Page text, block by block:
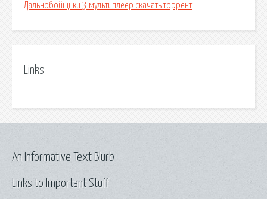
Дальнобойщики 3 мультиплеер скачать торрент
Links
Links to Important Stuff
An Informative Text Blurb